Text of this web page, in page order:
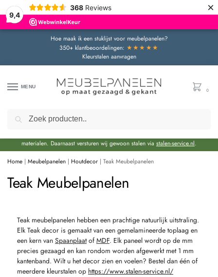
9,4
368 Reviews ×
Hoe maak ik een stuklijst voor meubelpanelen?
350+ klantbeoordelingen: ★★★★★
Kleurstalen aanvragen
MENU
0
Door de bouwvakperiode geldt momenteel een extra levertijd van circa 3 weken
materialen. Daarnaast versturen wij gewoon stalen via stalen-service.nl.
Home | Meubelpanelen | Houtdecor | Teak Meubelpanelen
Teak Meubelpanelen
Teak meubelpanelen hebben een prachtige natuurlijk uitstraling.
Elk Teak decor is gemaakt van een gemelamineerde toplaag en
een kern van Spaanplaatof MDF. Elk paneel wordt op de mm
precies gezaagd en kan rondom worden afgewerkt met 1 mm
kantenband. Wilt u het decor zien en voelen? Bestel dan één of
meerdere kleurstalen op https://www.stalen-service.nl/